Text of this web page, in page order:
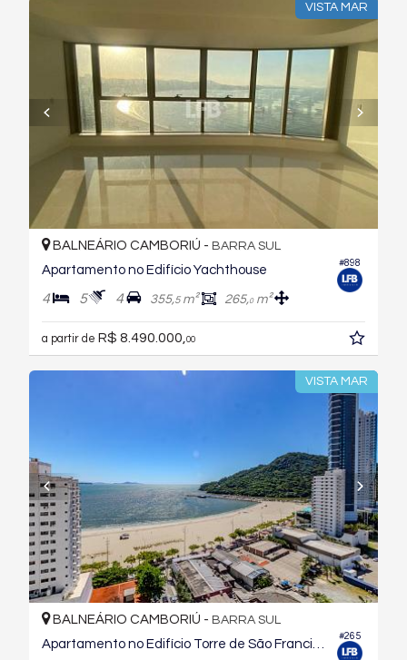
VISTA MAR
#898
BALNEÁRIO CAMBORIÚ - BARRA SUL
Apartamento no Edifício Yachthouse
4 5 4 355,5m² 265,0m²
a partir de R$ 8.490.000, 00
VISTA MAR
#265
BALNEÁRIO CAMBORIÚ - BARRA SUL
Apartamento no Edifício Torre de São Francisco